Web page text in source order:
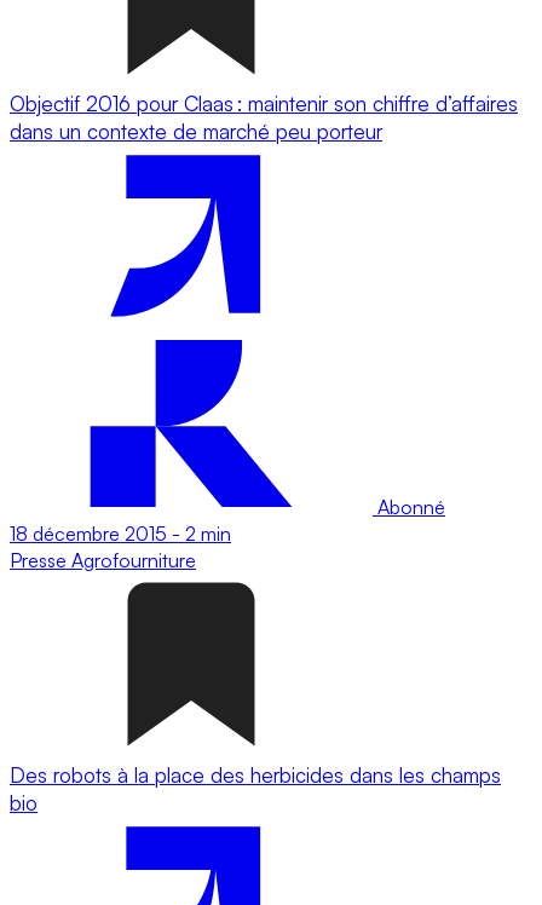
Objectif 2016 pour Claas : maintenir son chiffre d’affaires
dans un contexte de marché peu porteur
Abonné
18 décembre 2015 - 2 min
Presse Agrofourniture
Des robots à la place des herbicides dans les champs
bio